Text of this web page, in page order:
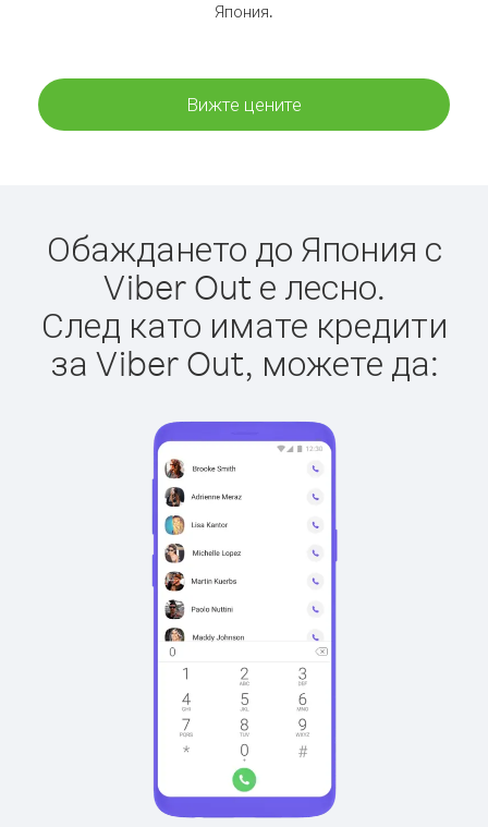
Япония.
Вижте цените
Обаждането до Япония с
Viber Out е лесно.
След като имате кредити
за Viber Out, можете да: